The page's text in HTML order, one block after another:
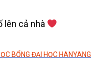
lên cả nhà
BỔNG ĐẠI HỌC HANYANG